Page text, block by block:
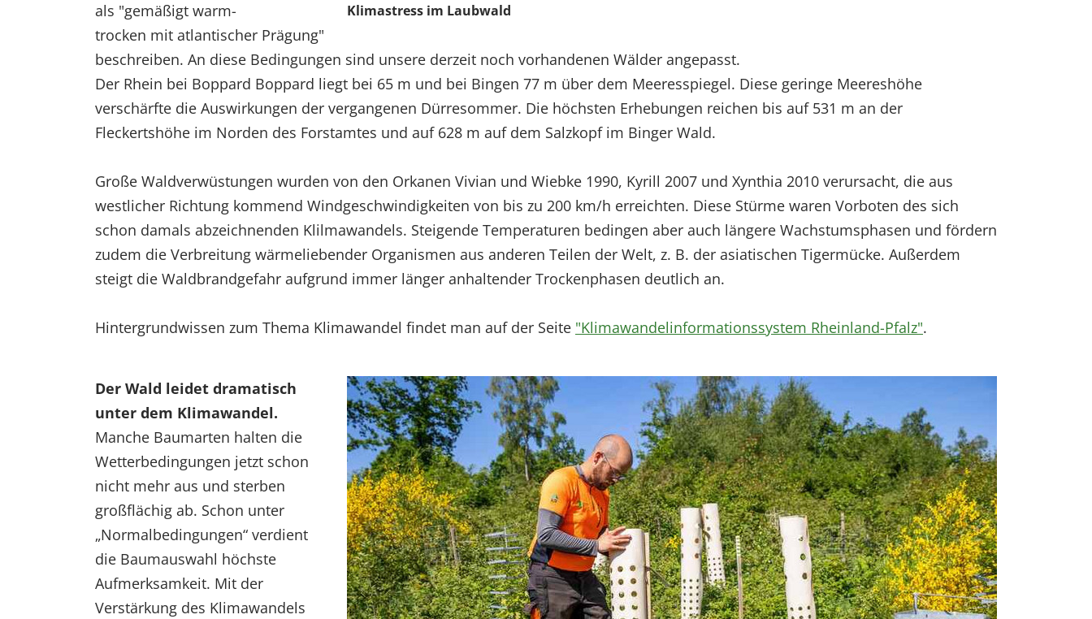
Klimastress im Laubwald
als "gemäßigt warm-
trocken mit atlantischer Prägung"
beschreiben. An diese Bedingungen sind unsere derzeit noch vorhandenen Wälder angepasst.
Der Rhein bei Boppard Boppard liegt bei 65 m und bei Bingen 77 m über dem Meeresspiegel. Diese geringe Meereshöhe
verschärfte die Auswirkungen der vergangenen Dürresommer. Die höchsten Erhebungen reichen bis auf 531 m an der
Fleckertshöhe im Norden des Forstamtes und auf 628 m auf dem Salzkopf im Binger Wald.
Große Waldverwüstungen wurden von den Orkanen Vivian und Wiebke 1990, Kyrill 2007 und Xynthia 2010 verursacht, die aus
westlicher Richtung kommend Windgeschwindigkeiten von bis zu 200 km/h erreichten. Diese Stürme waren Vorboten des sich
schon damals abzeichnenden Klilmawandels. Steigende Temperaturen bedingen aber auch längere Wachstumsphasen und fördern
zudem die Verbreitung wärmeliebender Organismen aus anderen Teilen der Welt, z. B. der asiatischen Tigermücke. Außerdem
steigt die Waldbrandgefahr aufgrund immer länger anhaltender Trockenphasen deutlich an.
Hintergrundwissen zum Thema Klimawandel findet man auf der Seite "Klimawandelinformationssystem Rheinland-Pfalz".
Der Wald leidet dramatisch
unter dem Klimawandel.
Manche Baumarten halten die
Wetterbedingungen jetzt schon
nicht mehr aus und sterben
großflächig ab. Schon unter
„Normalbedingungen“ verdient
die Baumauswahl höchste
Aufmerksamkeit. Mit der
Verstärkung des Klimawandels